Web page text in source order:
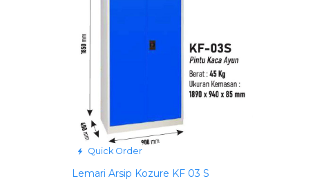
Quick Order
Lemari Arsip Kozure KF 03 S